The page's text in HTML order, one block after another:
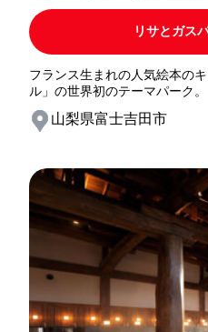
リサとガス
フランス生まれの人気絵本の
ル」の世界初のテーマパーク。
山梨県富士吉田市